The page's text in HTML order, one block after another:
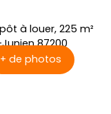
+ de photos